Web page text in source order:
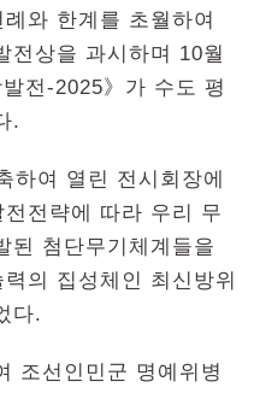
와 한계를 초월하여
전상을 과시하며 10월
전-2025》가 수도 평
.
하여 열린 전시회장에
전략에 따라 우리 무
된 첨단무기체계들을
의 집성체인 최신방위
다.
조선인민군 명예위병